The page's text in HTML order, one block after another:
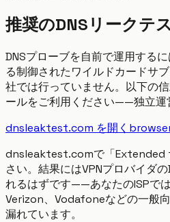
推奨のDNSリークテ
DNSプローブを自前で運用する
る制御されたワイルドカードサ
社では行っていません。以下の
ールをご利用ください——独立運
dnsleaktest.com を開く
dnsleaktest.comで「Extended
さい。結果にはVPNプロバイダ
れるはずです——あなたのISPで
Verizon、Vodafoneなどの一般
漏れています。